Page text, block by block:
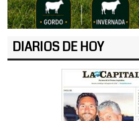
DIARIOS DE HOY